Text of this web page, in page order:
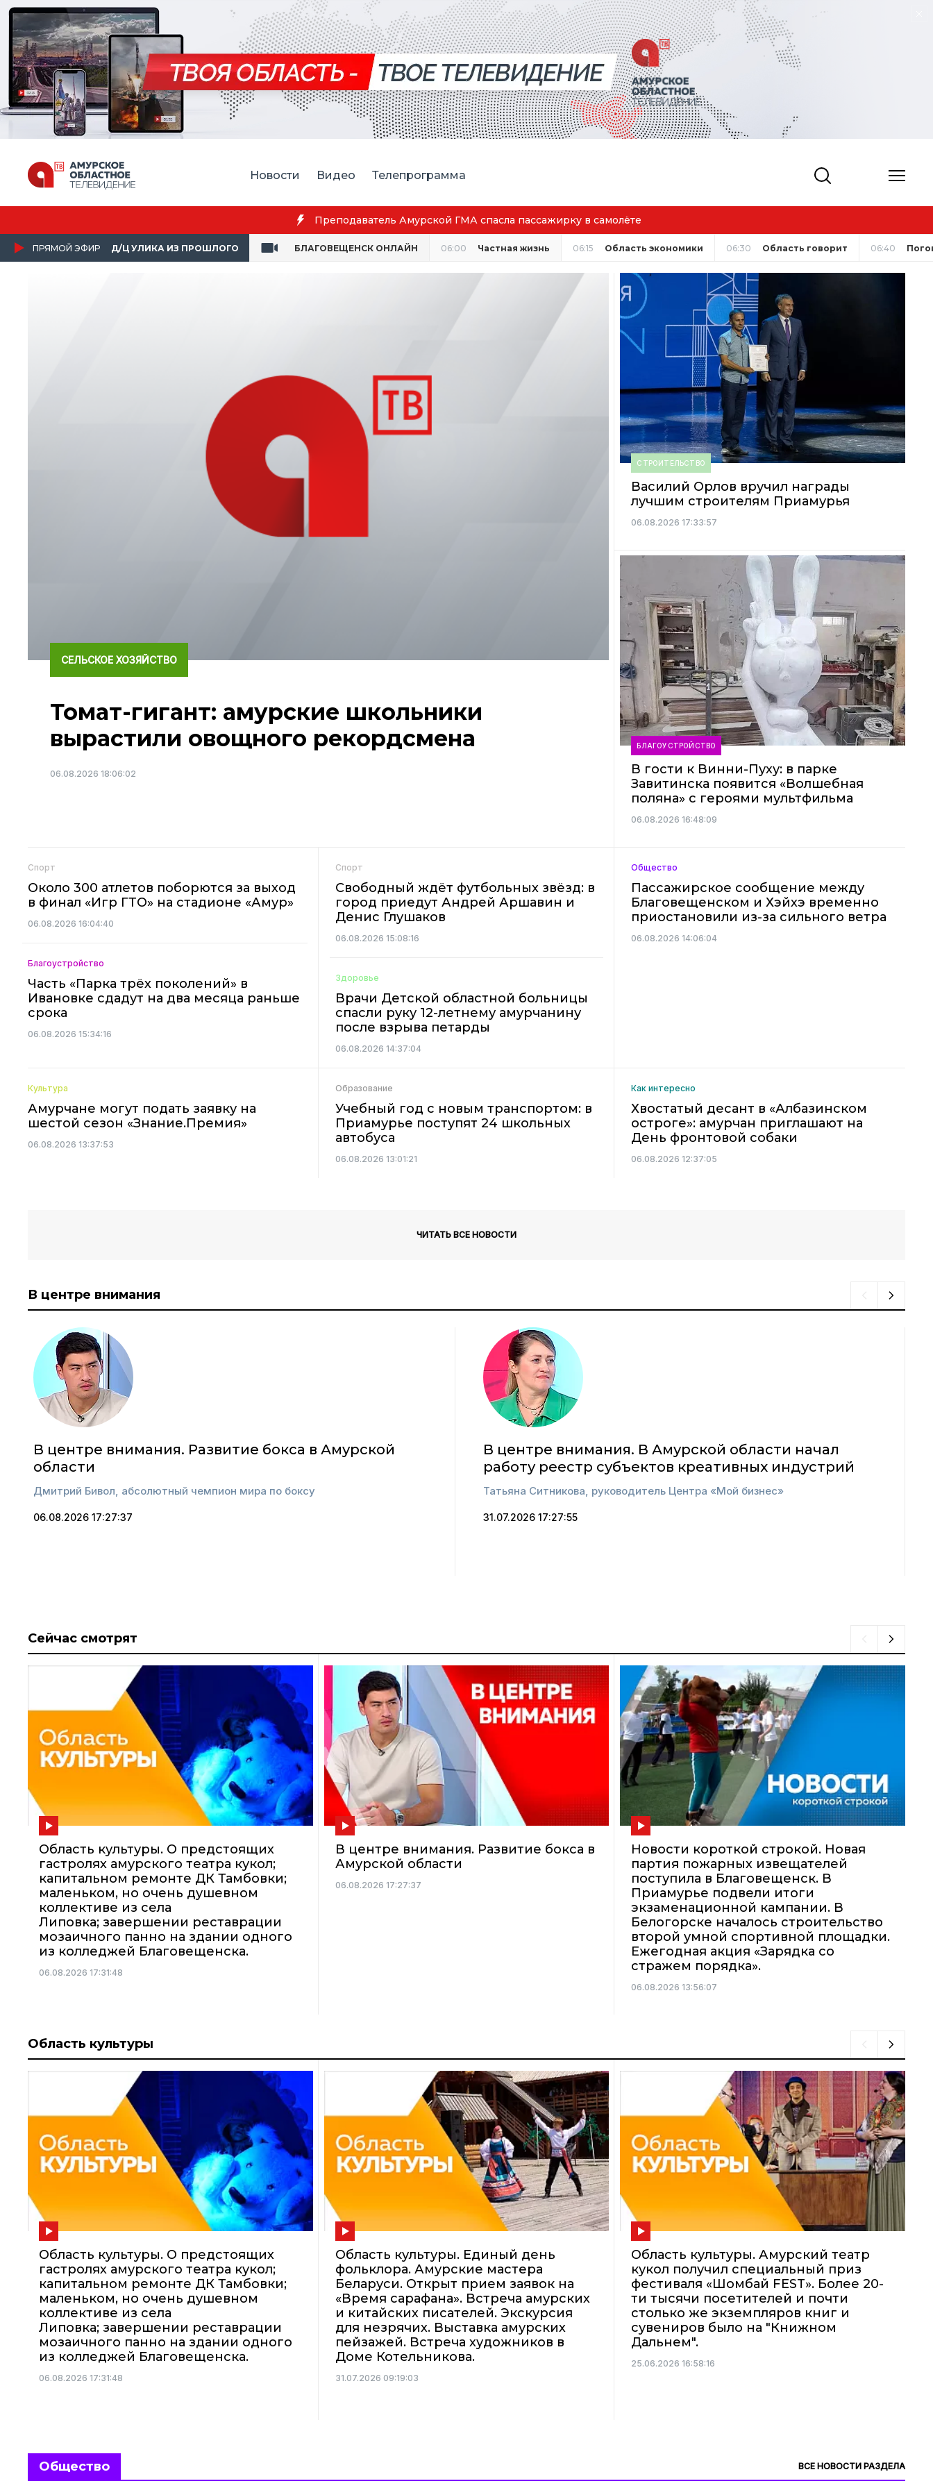
Новости Видео Телепрограмма
Преподаватель Амурской ГМА спасла пассажирку в самолёте
ПРЯМОЙ ЭФИР Д/Ц УЛИКА ИЗ ПРОШЛОГО БЛАГОВЕЩЕНСК ОНЛАЙН 06:00 Частная жизнь 06:15 Область экономики 06:30 Область говорит 06:40
СЕЛЬСКОЕ ХОЗЯЙСТВО
Томат-гигант: амурские школьники
вырастили овощного рекордсмена
06.08.2026 18:06:02
СТРОИТЕЛЬСТВО
Василий Орлов вручил награды
лучшим строителям Приамурья
06.08.2026 17:33:57
БЛАГОУСТРОЙСТВО
В гости к Винни-Пуху: в парке
Завитинска появится «Волшебная
поляна» с героями мультфильма
06.08.2026 16:48:09
Спорт
Около 300 атлетов поборются за выход
в финал «Игр ГТО» на стадионе «Амур»
06.08.2026 16:04:40
Благоустройство
Часть «Парка трёх поколений» в
Ивановке сдадут на два месяца раньше
срока
06.08.2026 15:34:16
Спорт
Свободный ждёт футбольных звёзд: в
город приедут Андрей Аршавин и
Денис Глушаков
06.08.2026 15:08:16
Здоровье
Врачи Детской областной больницы
спасли руку 12-летнему амурчанину
после взрыва петарды
06.08.2026 14:37:04
Общество
Пассажирское сообщение между
Благовещенском и Хэйхэ временно
приостановили из-за сильного ветра
06.08.2026 14:06:04
Культура
Амурчане могут подать заявку на
шестой сезон «Знание.Премия»
06.08.2026 13:37:53
Образование
Учебный год с новым транспортом: в
Приамурье поступят 24 школьных
автобуса
06.08.2026 13:01:21
Как интересно
Хвостатый десант в «Албазинском
остроге»: амурчан приглашают на
День фронтовой собаки
06.08.2026 12:37:05
ЧИТАТЬ ВСЕ НОВОСТИ
В центре внимания
В центре внимания. Развитие бокса в Амурской
области
Дмитрий Бивол, абсолютный чемпион мира по боксу
06.08.2026 17:27:37
В центре внимания. В Амурской области начал
работу реестр субъектов креативных индустрий
Татьяна Ситникова, руководитель Центра «Мой бизнес»
31.07.2026 17:27:55
Сейчас смотрят
Область культуры. О предстоящих
гастролях амурского театра кукол;
капитальном ремонте ДК Тамбовки;
маленьком, но очень душевном
коллективе из села
Липовка; завершении реставрации
мозаичного панно на здании одного
из колледжей Благовещенска.
06.08.2026 17:31:48
В центре внимания. Развитие бокса в
Амурской области
06.08.2026 17:27:37
Новости короткой строкой. Новая
партия пожарных извещателей
поступила в Благовещенск. В
Приамурье подвели итоги
экзаменационной кампании. В
Белогорске началось строительство
второй умной спортивной площадки.
Ежегодная акция «Зарядка со
стражем порядка».
06.08.2026 13:56:07
Область культуры
Область культуры. О предстоящих
гастролях амурского театра кукол;
капитальном ремонте ДК Тамбовки;
маленьком, но очень душевном
коллективе из села
Липовка; завершении реставрации
мозаичного панно на здании одного
из колледжей Благовещенска.
06.08.2026 17:31:48
Область культуры. Единый день
фольклора. Амурские мастера
Беларуси. Открыт прием заявок на
«Время сарафана». Встреча амурских
и китайских писателей. Экскурсия
для незрячих. Выставка амурских
пейзажей. Встреча художников в
Доме Котельникова.
31.07.2026 09:19:03
Область культуры. Амурский театр
кукол получил специальный приз
фестиваля «Шомбай FEST». Более 20-
ти тысячи посетителей и почти
столько же экземпляров книг и
сувениров было на "Книжном
Дальнем".
25.06.2026 16:58:16
Общество ВСЕ НОВОСТИ РАЗДЕЛА